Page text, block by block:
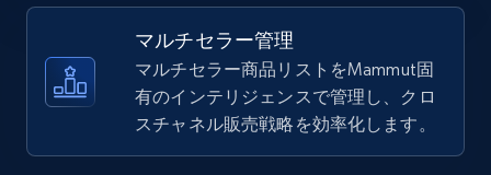
URL, Title, Available, Description, Currency, Initial
price, Final price, Discount percent, and more.
5.4K+ 667+ 今すぐ始める
マルチセラー管理
マルチセラー商品リストをMammut固
有のインテリジェンスで管理し、クロ
スチャネル販売戦略を効率化します。